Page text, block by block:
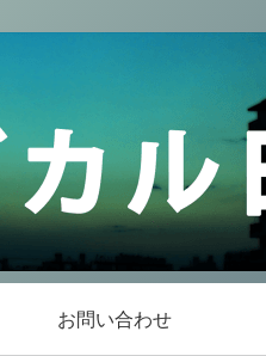
お問い合わせ